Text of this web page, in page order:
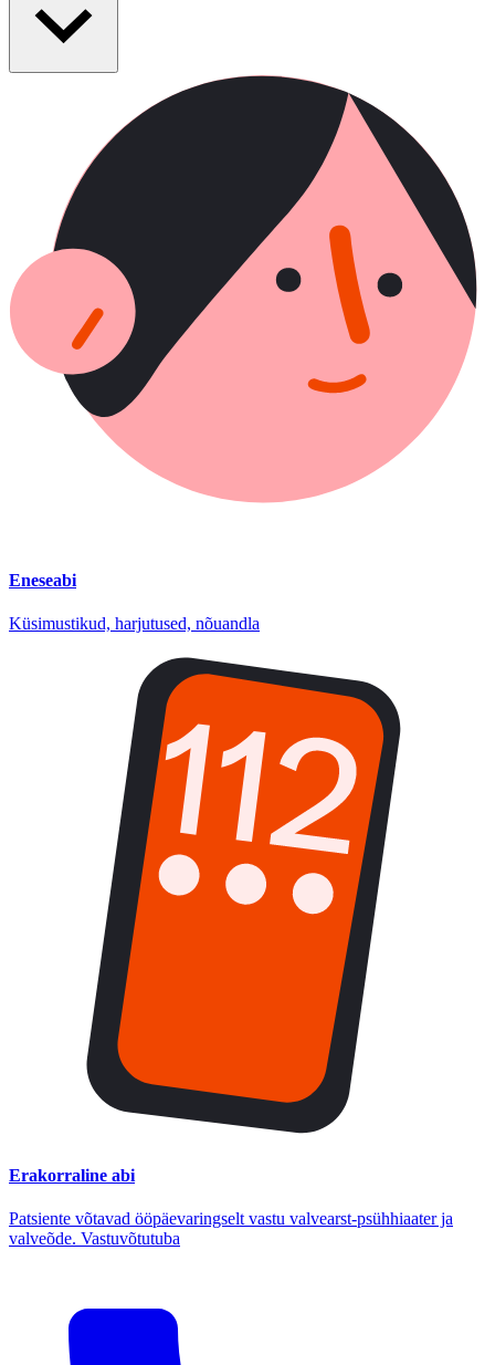
Eneseabi
Küsimustikud, harjutused, nõuandla
Erakorraline abi
Patsiente võtavad ööpäevaringselt vastu valvearst-psühhiaater ja
valveõde. Vastuvõtutuba